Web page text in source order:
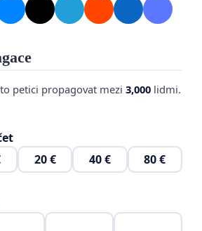
do jednoho celku.
500 03
a obchodu, Na Františku
Praha1, 110 00
petici propagovat mezi 3,000 lidmi.
20 € 40 € 80 €